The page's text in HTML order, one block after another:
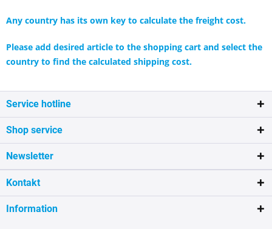
Any country has its own key to calculate the freight cost.
Please add desired article to the shopping cart and select the
country to find the calculated shipping cost.
Service hotline
Shop service
Newsletter
Kontakt
Information